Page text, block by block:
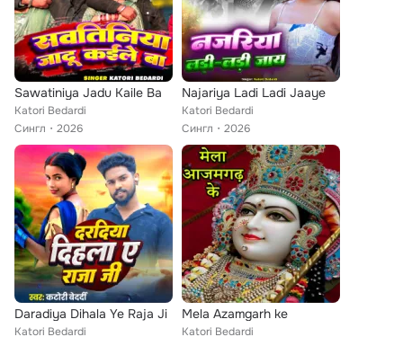
Sawatiniya Jadu Kaile Ba
Katori Bedardi
Сингл
2026
Najariya Ladi Ladi Jaaye
Katori Bedardi
Сингл
2026
Daradiya Dihala Ye Raja Ji
Katori Bedardi
Mela Azamgarh ke
Katori Bedardi